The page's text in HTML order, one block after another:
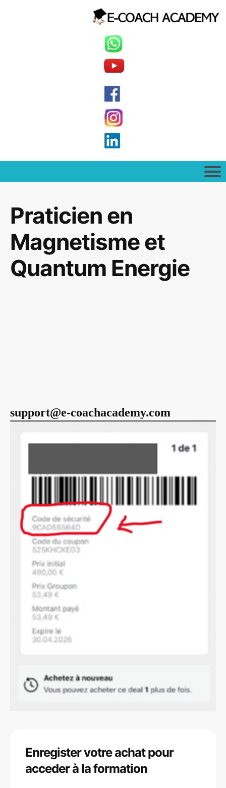
Praticien en
Magnetisme et
Quantum Energie
support@e-coachacademy.com
Enregister votre achat pour
acceder à la formation